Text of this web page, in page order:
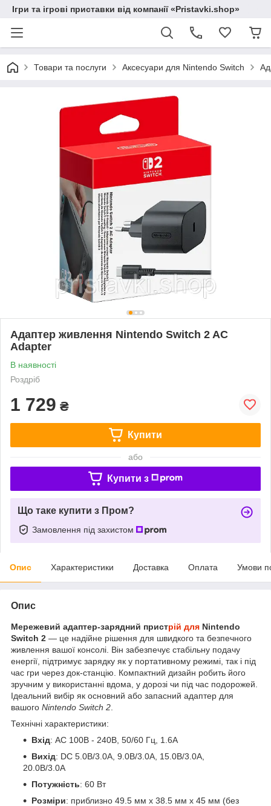
Ігри та ігрові приставки від компанії «Pristavki.shop»
Товари та послуги Аксесуари для Nintendo Switch
Адаптер живлення Nintendo Switch 2 AC
Adapter
В наявності
Роздріб
1 729 ₴
Купити
або
Купити з
Що таке купити з Пром?
Замовлення під захистом
Опис Характеристики Доставка Оплата Умови
Опис
Мережевий адаптер-зарядний пристрій для Nintendo
Switch 2 — це надійне рішення для швидкого та безпечного
живлення вашої консолі. Він забезпечує стабільну подачу
енергії, підтримує зарядку як у портативному режимі, так і під
час гри через док-станцію. Компактний дизайн робить його
зручним у використанні вдома, у дорозі чи під час подорожей.
Ідеальний вибір як основний або запасний адаптер для
вашого Nintendo Switch 2
Технічні характеристики:
Вхід: AC 100В - 240В, 50/60 Гц, 1.6A
Вихід: DC 5.0В/3.0A, 9.0В/3.0A, 15.0В/3.0A,
20.0В/3.0A
Потужність: 60 Вт
Розміри: приблизно 49.5 мм x 38.5 мм x 45 мм (без